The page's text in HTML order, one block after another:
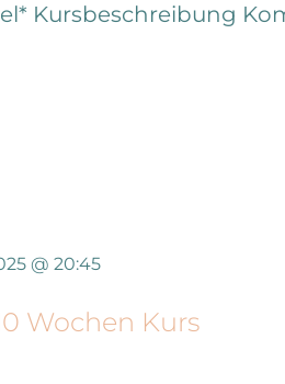
Kursbeschreibung
Wochen Kurs
@ 20:45